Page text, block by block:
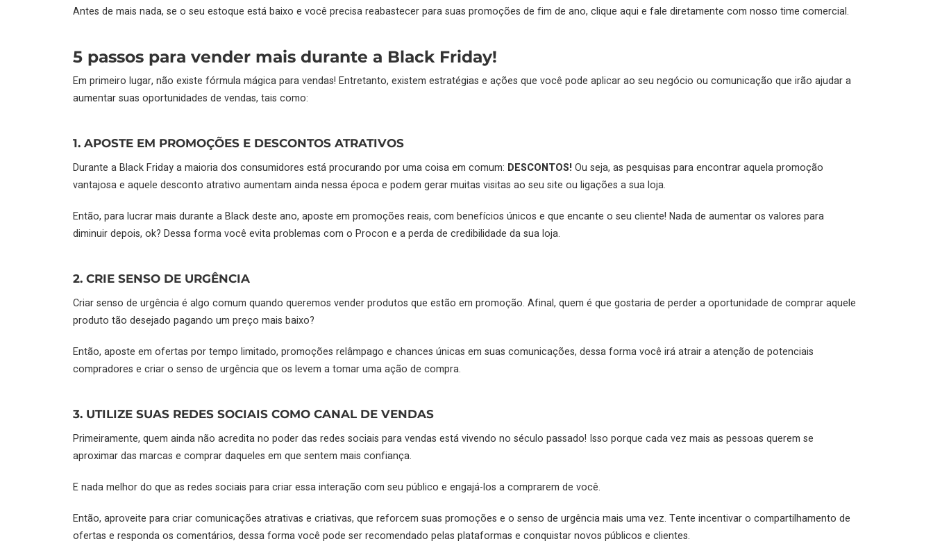
Antes de mais nada, se o seu estoque está baixo e você precisa reabastecer para suas promoções de fim de ano, clique aqui e fale diretamente com nosso time comercial.
5 passos para vender mais durante a Black Friday!
Em primeiro lugar, não existe fórmula mágica para vendas! Entretanto, existem estratégias e ações que você pode aplicar ao seu negócio ou comunicação que irão ajudar a
aumentar suas oportunidades de vendas, tais como:
1. APOSTE EM PROMOÇÕES E DESCONTOS ATRATIVOS
Durante a Black Friday a maioria dos consumidores está procurando por uma coisa em comum: DESCONTOS! Ou seja, as pesquisas para encontrar aquela promoção
vantajosa e aquele desconto atrativo aumentam ainda nessa época e podem gerar muitas visitas ao seu site ou ligações a sua loja.
Então, para lucrar mais durante a Black deste ano, aposte em promoções reais, com benefícios únicos e que encante o seu cliente! Nada de aumentar os valores para
diminuir depois, ok? Dessa forma você evita problemas com o Procon e a perda de credibilidade da sua loja.
2. CRIE SENSO DE URGÊNCIA
Criar senso de urgência é algo comum quando queremos vender produtos que estão em promoção. Afinal, quem é que gostaria de perder a oportunidade de comprar aquele
produto tão desejado pagando um preço mais baixo?
Então, aposte em ofertas por tempo limitado, promoções relâmpago e chances únicas em suas comunicações, dessa forma você irá atrair a atenção de potenciais
compradores e criar o senso de urgência que os levem a tomar uma ação de compra.
3. UTILIZE SUAS REDES SOCIAIS COMO CANAL DE VENDAS
Primeiramente, quem ainda não acredita no poder das redes sociais para vendas está vivendo no século passado! Isso porque cada vez mais as pessoas querem se
aproximar das marcas e comprar daqueles em que sentem mais confiança.
E nada melhor do que as redes sociais para criar essa interação com seu público e engajá-los a comprarem de você.
Então, aproveite para criar comunicações atrativas e criativas, que reforcem suas promoções e o senso de urgência mais uma vez. Tente incentivar o compartilhamento de
ofertas e responda os comentários, dessa forma você pode ser recomendado pelas plataformas e conquistar novos públicos e clientes.